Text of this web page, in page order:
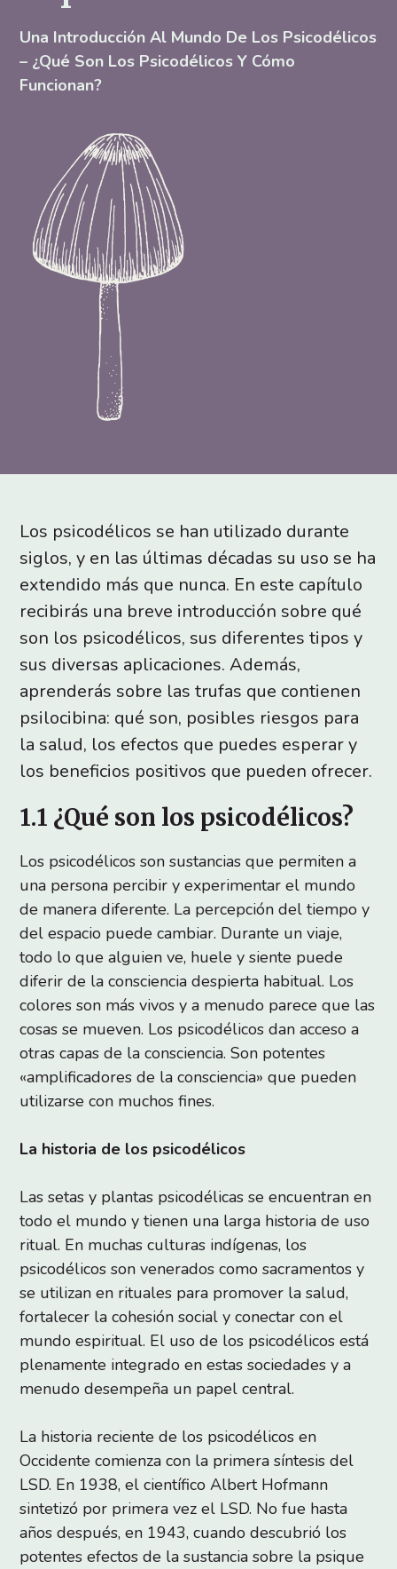
Una Introducción Al Mundo De Los Psicodélicos
– ¿Qué Son Los Psicodélicos Y Cómo
Funcionan?
Los psicodélicos se han utilizado durante
siglos, y en las últimas décadas su uso se ha
extendido más que nunca. En este capítulo
recibirás una breve introducción sobre qué
son los psicodélicos, sus diferentes tipos y
sus diversas aplicaciones. Además,
aprenderás sobre las trufas que contienen
psilocibina: qué son, posibles riesgos para
la salud, los efectos que puedes esperar y
los beneficios positivos que pueden ofrecer.
1.1 ¿Qué son los psicodélicos?
Los psicodélicos son sustancias que permiten a
una persona percibir y experimentar el mundo
de manera diferente. La percepción del tiempo y
del espacio puede cambiar. Durante un viaje,
todo lo que alguien ve, huele y siente puede
diferir de la consciencia despierta habitual. Los
colores son más vivos y a menudo parece que las
cosas se mueven. Los psicodélicos dan acceso a
otras capas de la consciencia. Son potentes
«amplificadores de la consciencia» que pueden
utilizarse con muchos fines.
La historia de los psicodélicos
Las setas y plantas psicodélicas se encuentran en
todo el mundo y tienen una larga historia de uso
ritual. En muchas culturas indígenas, los
psicodélicos son venerados como sacramentos y
se utilizan en rituales para promover la salud,
fortalecer la cohesión social y conectar con el
mundo espiritual. El uso de los psicodélicos está
plenamente integrado en estas sociedades y a
menudo desempeña un papel central.
La historia reciente de los psicodélicos en
Occidente comienza con la primera síntesis del
LSD. En 1938, el científico Albert Hofmann
sintetizó por primera vez el LSD. No fue hasta
años después, en 1943, cuando descubrió los
potentes efectos de la sustancia sobre la psique